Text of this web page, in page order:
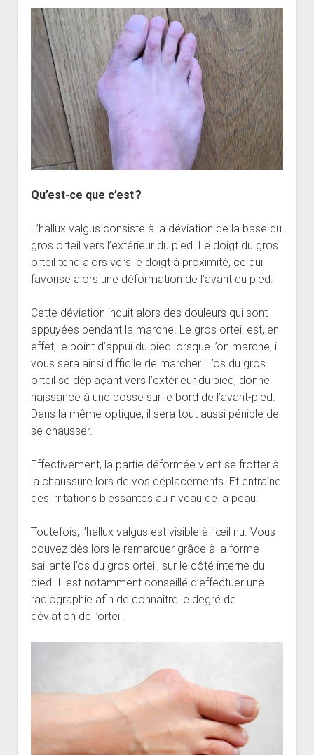
Qu’est-ce que c’est ?
L’hallux valgus consiste à la déviation de la base du
gros orteil vers l’extérieur du pied. Le doigt du gros
orteil tend alors vers le doigt à proximité, ce qui
favorise alors une déformation de l’avant du pied.
Cette déviation induit alors des douleurs qui sont
appuyées pendant la marche. Le gros orteil est, en
effet, le point d’appui du pied lorsque l’on marche, il
vous sera ainsi difficile de marcher. L’os du gros
orteil se déplaçant vers l’extérieur du pied, donne
naissance à une bosse sur le bord de l’avant-pied.
Dans la même optique, il sera tout aussi pénible de
se chausser.
Effectivement, la partie déformée vient se frotter à
la chaussure lors de vos déplacements. Et entraîne
des irritations blessantes au niveau de la peau.
Toutefois, l’hallux valgus est visible à l’œil nu. Vous
pouvez dès lors le remarquer grâce à la forme
saillante l’os du gros orteil, sur le côté interne du
pied. Il est notamment conseillé d’effectuer une
radiographie afin de connaître le degré de
déviation de l’orteil.